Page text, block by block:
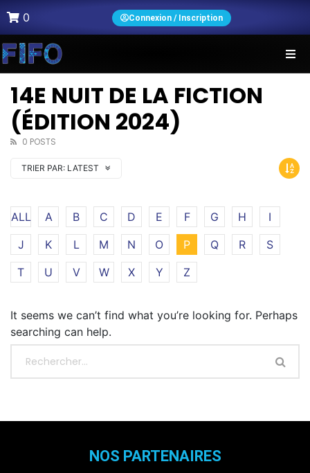
0 Connexion / Inscription
14E NUIT DE LA FICTION
(ÉDITION 2024)
0 POSTS
TRIER PAR: LATEST
ALL A B C D E F G H
I
J
K L M N O P Q R
S
T
U V W X Y Z
It seems we can’t find what you’re looking for. Perhaps
searching can help.
NOS PARTENAIRES